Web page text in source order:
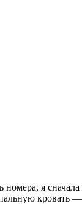
номера, я